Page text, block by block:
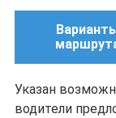
Указан
водители